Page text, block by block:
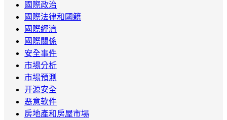
國際政治
國際法律和國籍
國際經濟
國際關係
安全事件
市場分析
市場預測
开源安全
恶意软件
房地產和房屋市場